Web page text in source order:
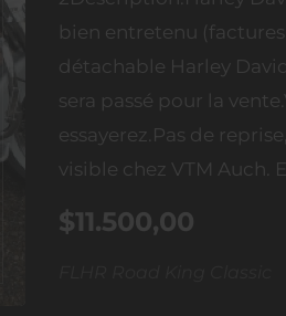
bien entretenu
détachable Harley
sera passé pour la
essayerez.Pas de
visible chez VTM Auch.
$11.500,00